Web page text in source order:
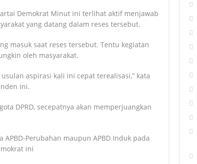
Demokrat Minut ini terlihat aktif menjawab
yang datang dalam reses tersebut.
masuk saat reses tersebut. Tentu kegiatan
oleh masyarakat.
aspirasi kali ini cepat terealisasi,” kata
ini.
DPRD, secepatnya akan memperjuangkan
Perubahan maupun APBD Induk pada
ini